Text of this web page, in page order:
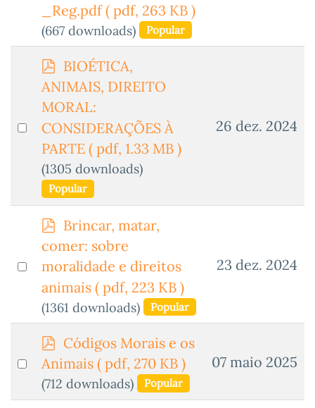
item
_Reg.pdf ( pdf, 263 KB )
(667 downloads) Popular
Select
item
p
d
f
BIOÉTICA,
ANIMAIS, DIREITO
MORAL:
CONSIDERAÇÕES À
PARTE ( pdf, 1.33 MB )
(1305 downloads)
Popular
26 dez. 2024
Select
item
p
d
f
Brincar, matar,
comer: sobre
moralidade e direitos
animais ( pdf, 223 KB )
(1361 downloads) Popular
23 dez. 2024
Select
item
p
d
f
Códigos Morais e os
Animais ( pdf, 270 KB )
(712 downloads) Popular
07 maio 2025